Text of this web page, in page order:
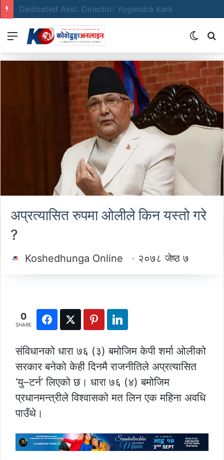
Emerging Film Writer: Sunil Neure
Menu
Switch
अप्रत्यासित रुपमा ओलीले किन यस्तो गरे
?
Koshedhunga Online २०७८ जेष्ठ ७
0
SHARE
संविधानको धारा ७६ (३) बमोजिम केपी शर्मा ओलीको
सरकार बनेको केही दिनमै राजनीतिले अप्रत्यासित
‘यु–टर्न’ लिएको छ। धारा ७६ (४) बमोजिम
प्रधानमन्त्रीले विश्वासको मत लिन एक महिना अवधि
पाउँथे।